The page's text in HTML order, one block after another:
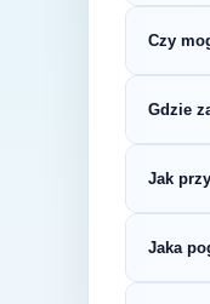
Czy
Gdzie
Jak
Jaka